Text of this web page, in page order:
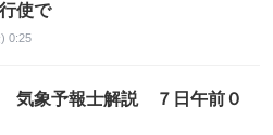
使で
0:25
気象予報士解説 ７日午前０